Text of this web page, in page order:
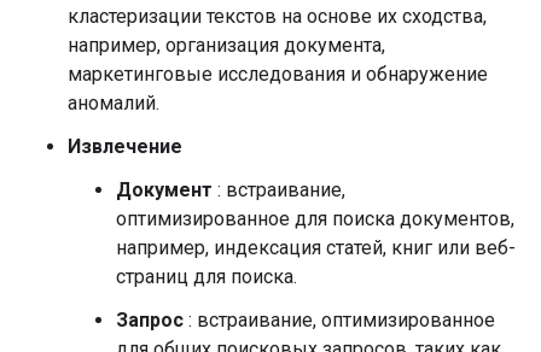
кластеризации текстов на основе их сходства,
например, организация документа,
маркетинговые исследования и обнаружение
аномалий.
Извлечение
Документ : встраивание,
оптимизированное для поиска документов,
например, индексация статей, книг или веб-
страниц для поиска.
Запрос : встраивание, оптимизированное